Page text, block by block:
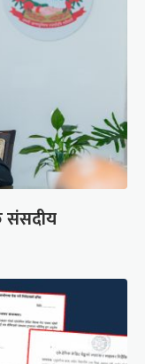
संसदीय